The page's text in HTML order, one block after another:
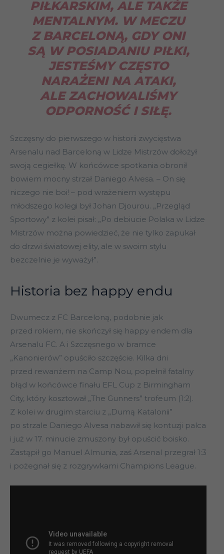
PIŁKARSKIM, ALE TAKŻE
MENTALNYM. W MECZU
Z BARCELONĄ, GDY ONI
SĄ W POSIADANIU PIŁKI,
JESTEŚMY CZĘSTO
NARAŻENI NA ATAKI,
ALE ZACHOWALIŚMY
ODPORNOŚĆ I SIŁĘ.
Szczęsny do pierwszego w historii zwycięstwa
Arsenalu nad Barceloną w Lidze Mistrzów dołożył
swoją cegiełkę. W końcówce spotkania obronił
bowiem mocny strzał Daniego Alvesa. – On się
niczego nie boi! – pod wrażeniem występu
młodszego kolegi był Johan Djourou. „Przegląd
Sportowy” z kolei pisał: „Po debiucie Polaka w Lidze
Mistrzów można powiedzieć, że nie tylko zapukał
do drzwi światowej elity, ale w swoim stylu
bezczelnie je wyważył”.
Historia bez happy endu
Dwumecz z FC Barceloną, podobnie jak
przed rokiem, nie skończył się happy endem dla
Arsenalu FC. A i Szczęsnego w bramce
„Kanonierów” opuściło szczęście. Kilka dni
przed rewanżem na Camp Nou, popełnił fatalny
błąd w końcówce finału EFL Cup z Birmingham
City, który kosztował „The Gunners” trofeum (1:2).
Z kolei w drugim starciu z „Dumą Katalonii”
po strzale Daniego Alvesa nabawił się kontuzji palca
i już w 17. minucie zmuszony był opuścić boisko.
Zastąpił go Manuel Almunia, zaś Arsenal przegrał 1:3
i pożegnał się z rozgrywkami Champions League.